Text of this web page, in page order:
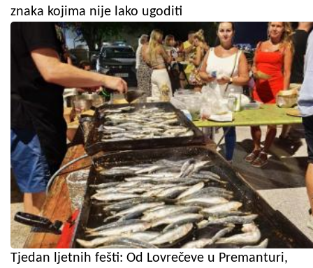
znaka kojima nije lako ugoditi
Tjedan ljetnih fešti: Od Lovrečeve u Premanturi,